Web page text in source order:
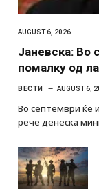
AUGUST 6, 2026
Јаневска: Во
помалку од
ВЕСТИ AUGUST 6,
Во септември ќе
рече денеска